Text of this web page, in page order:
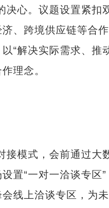
决心。议题设置紧扣
、跨境供应链等合
“解决实际需求、推
理念。
模式，会前通过大
置“一对一洽谈专区
线上洽谈专区，为